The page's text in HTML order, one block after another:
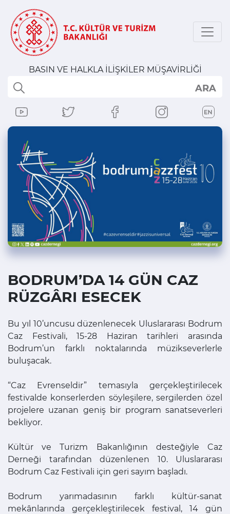
BASIN VE HALKLA İLİŞKİLER MÜŞAVİRLİĞİ
ARA
BODRUM’DA 14 GÜN CAZ
RÜZGÂRI ESECEK
Bu yıl 10’uncusu düzenlenecek Uluslararası Bodrum
Caz Festivali, 15-28 Haziran tarihleri arasında
Bodrum’un farklı noktalarında müzikseverlerle
buluşacak.
“Caz Evrenseldir” temasıyla gerçekleştirilecek
festivalde konserlerden söyleşilere, sergilerden özel
projelere uzanan geniş bir program sanatseverleri
bekliyor.
Kültür ve Turizm Bakanlığının desteğiyle Caz
Derneği tarafından düzenlenen 10. Uluslararası
Bodrum Caz Festivali için geri sayım başladı.
Bodrum yarımadasının farklı kültür-sanat
mekânlarında gerçekleştirilecek festival, 14 gün